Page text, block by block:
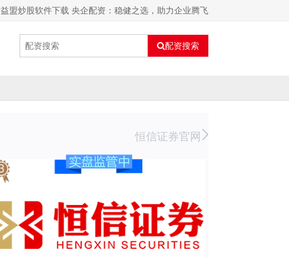
益盟炒股软件下载 央企配资：稳健之选，助力企业腾飞
配资搜索
恒信证券官网